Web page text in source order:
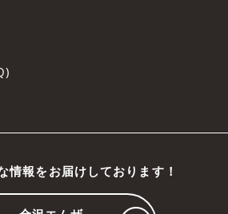
情報をお届けしております！